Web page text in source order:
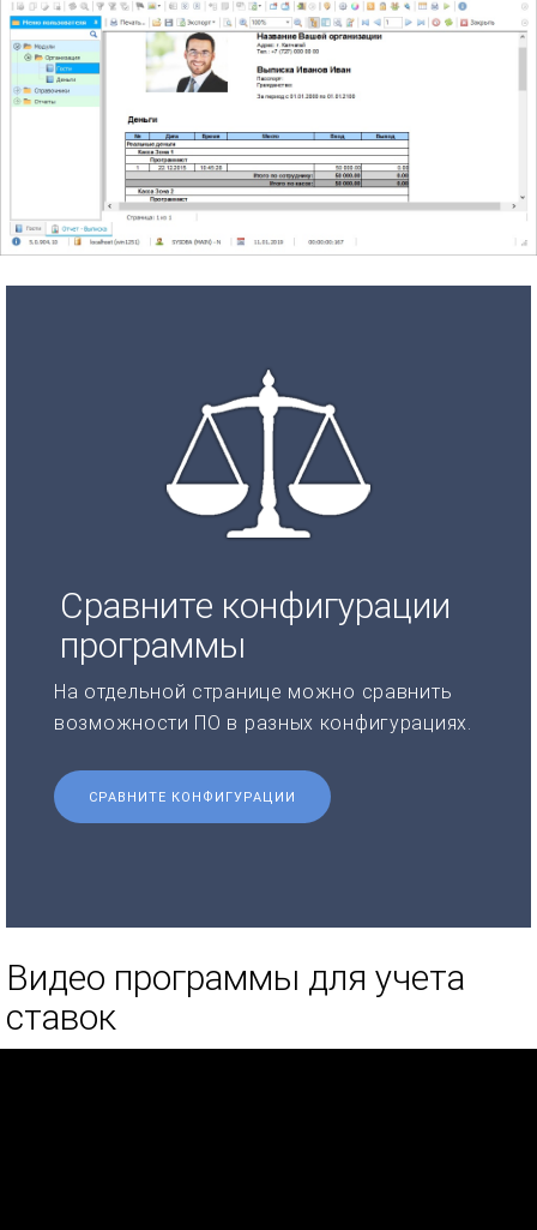
Сравните конфигурации
программы
На отдельной странице можно сравнить
возможности ПО в разных конфигурациях.
СРАВНИТЕ КОНФИГУРАЦИИ
Видео программы для учета
ставок